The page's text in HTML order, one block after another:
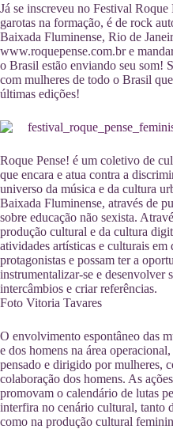
Já se inscreveu no Festival Roque
garotas na formação, é de rock
Baixada Fluminense, Rio de
www.roquepense.com.br e
o Brasil estão enviando seu som!
com mulheres de todo o Brasil
últimas edições!
Roque Pense! é um coletivo de
que encara e atua contra a
universo da música e da cultura
Baixada Fluminense, através de
sobre educação não sexista.
produção cultural e da cultura
atividades artísticas e culturais em
protagonistas e possam ter a
instrumentalizar-se e desenvolver
intercâmbios e criar referências.
Foto Vitoria Tavares
O envolvimento espontâneo das
e dos homens na área
pensado e dirigido por mulheres,
colaboração dos homens. As
promovam o calendário de lutas
interfira no cenário cultural, tanto
como na produção cultural